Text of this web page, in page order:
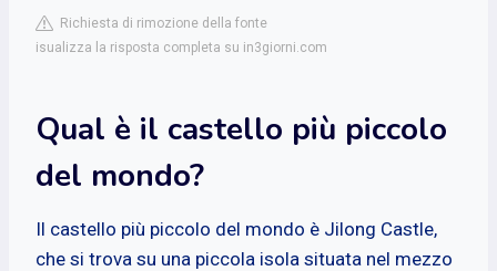
Richiesta di rimozione della fonte
isualizza la risposta completa su in3giorni.com
Qual è il castello più piccolo
del mondo?
Il castello più piccolo del mondo è Jilong Castle,
che si trova su una piccola isola situata nel mezzo